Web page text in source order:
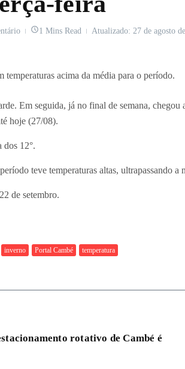
1 Mins Read Atualizado: 27 de agosto
acima da média para o período.
Em seguida, já no final de semana,
hoje (27/08).
dos 12°.
teve temperaturas altas, ultrapassando
de setembro.
inverno Portal Cambé temperatura
rotativo de Cambé é